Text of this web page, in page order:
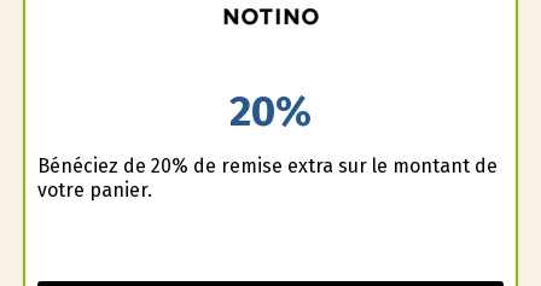
20%
Bénéficiez de 20% de remise extra sur le montant de
votre panier.